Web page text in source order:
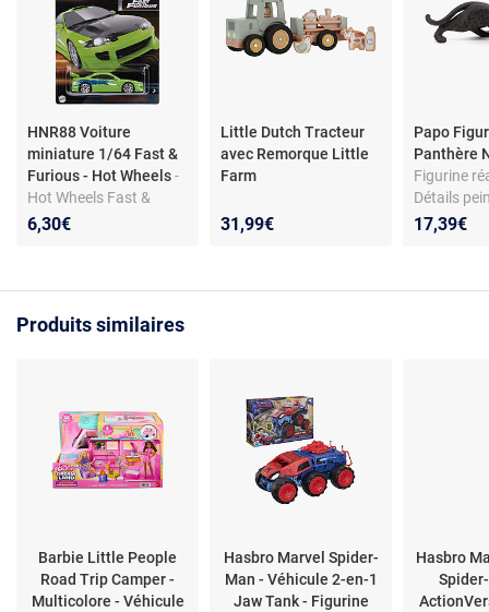
HNR88 Voiture
miniature 1/64 Fast &
Furious - Hot Wheels-
Hot Wheels Fast &
Furious véhicule
collection
6,30€
Little Dutch Tracteur
avec Remorque Little
Farm
31,99€
Papo
Panthère
Figurine
Détails
inspirée
17,39€
Produits similaires
Barbie Little People
Road Trip Camper -
Multicolore - Véhicule
Hasbro Marvel Spider-
Man - Véhicule 2-en-1
Jaw Tank - Figurine
Hasbro